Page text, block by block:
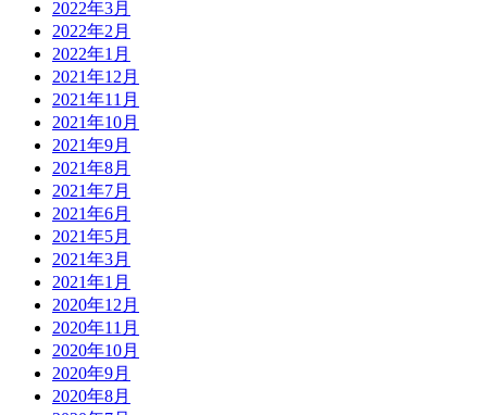
2022年3月
2022年2月
2022年1月
2021年12月
2021年11月
2021年10月
2021年9月
2021年8月
2021年7月
2021年6月
2021年5月
2021年3月
2021年1月
2020年12月
2020年11月
2020年10月
2020年9月
2020年8月